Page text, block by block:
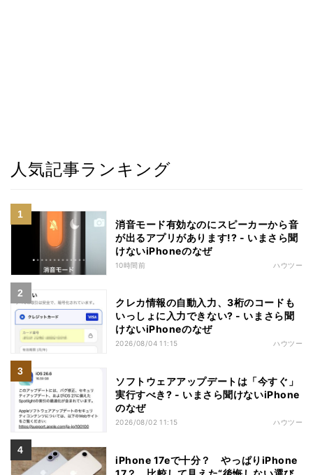
人気記事ランキング
消音モード有効なのにスピーカーから音
が出るアプリがあります!? - いまさら聞
けないiPhoneのなぜ
10時間前 ハウツー
クレカ情報の自動入力、3桁のコードも
いっしょに入力できない? - いまさら聞
けないiPhoneのなぜ
2026/08/04 11:15 ハウツー
ソフトウェアアップデートは「今すぐ」
実行すべき? - いまさら聞けないiPhone
のなぜ
2026/08/02 11:15 ハウツー
iPhone 17eで十分？ やっぱりiPhone